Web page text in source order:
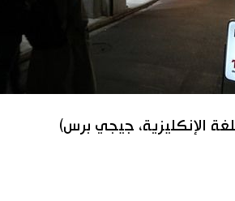
الإنكليزية، جيجي برس)